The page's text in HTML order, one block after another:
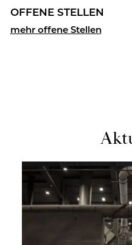
OF­FE­NE STEL­LEN
mehr of­fe­ne Stel­len